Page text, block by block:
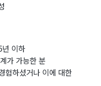
이하
가 가능한 분
험하셨거나 이에 대한